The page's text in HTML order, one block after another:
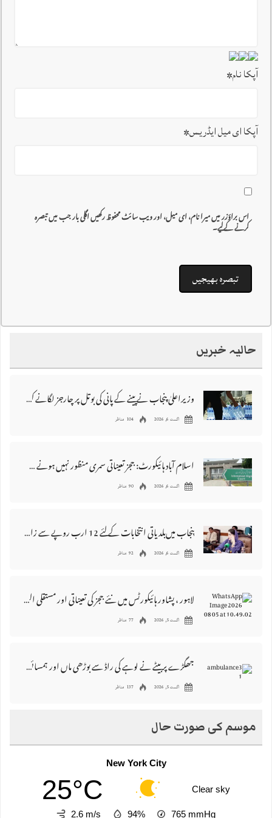
آپکا نام*
آپکا ای میل ایڈریس*
اس براؤزر میں میرا نام، ای میل، اور ویب سائٹ محفوظ رکھیں اگلی بار جب میں تبصرہ
کرنے کےلیے۔
حالیہ خبریں
وزیراعلیٰ پنجاب نے پینے کے پانی کی بوتل پر چارجز لگانے کی تجویز مستر دکر دی
اگست 6, 2026 104 مناظر
اسلام آباد ہائیکورٹ: ججز تعیناتی سمری منظور نہیں‌ ہونے کے خٌلاف فیصلہ محفوظ
اگست 6, 2026 90 مناظر
پنجاب میں‌بلدیاتی انتخابات کے لئے 12 ارب روپے سے زائد مختص کرنے کی منظوری
اگست 6, 2026 92 مناظر
لاہور ، پشاور ہائیکورٹس میں نئے ججز کی تعیناتی اور مستقلی التواء کا شکار
اگست 5, 2026 77 مناظر
جھگڑے پر بیٹے نے لوہے کی راڈ سے بوڑھی ماں اور ہمسائی کو قتل کردیا
اگست 5, 2026 137 مناظر
موسم کی صورت حال
New York City
25°C Clear sky
2.6 m/s 94% 765 mmHg